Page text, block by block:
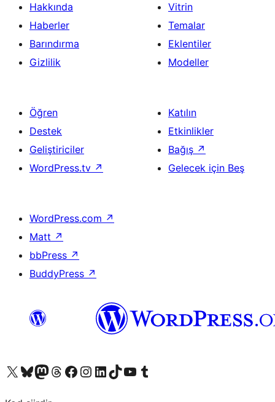
Hakkında
Haberler
Barındırma
Gizlilik
Vitrin
Temalar
Eklentiler
Modeller
Öğren
Destek
Geliştiriciler
WordPress.tv ↗
Katılın
Etkinlikler
Bağış ↗
Gelecek için Beş
WordPress.com ↗
Matt ↗
bbPress ↗
BuddyPress ↗
X (eski Twitter) hesabımıza bakın
Bluesky hesabımızı ziyaret edinMastodon hesabımızı ziyaret edinThreads hesabımızı ziyaret edinFacebook sayfamızı ziyaret edinInstagram hesabımızı ziyaret edinLinkedIn hesabımızı ziyaret edinTikTok hesabımızı ziyaret edinYouTube kanalımızı ziyaret edinTumblr hesabımızı ziyaret edin